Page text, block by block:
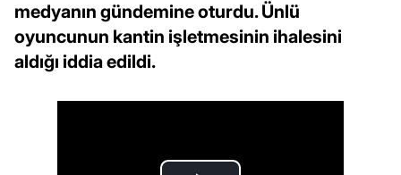
medyanın gündemine oturdu. Ünlü
oyuncunun kantin işletmesinin ihalesini
aldığı iddia edildi.